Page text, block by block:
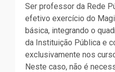
Ser professor da Rede
efetivo exercício do
básica, integrando o
da Instituição Pública e
exclusivamente nos
Neste caso, não é